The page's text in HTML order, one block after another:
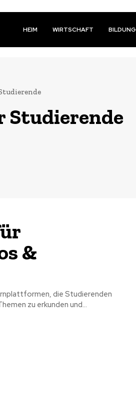
HEIM WIRTSCHAFT BILDUNG
Studierende
&
die Studierenden
zu erkunden und...